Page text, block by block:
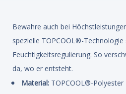
Bewahre auch bei
spezielle TOPCOOL®-
Feuchtigkeitsregulierung. So
da, wo er entsteht.
Material: TOPCOOL®-Polyester